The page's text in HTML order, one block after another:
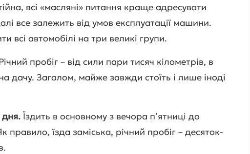
всі «масляні» питання краще адресувати
все залежить від умов експлуатації машини.
всі автомобілі на три великі групи.
пробіг – від сили пари тисяч кілометрів, в
дачу. Загалом, майже завжди стоїть і лише іноді
Їздить в основному з вечора п’ятниці до
правило, їзда заміська, річний пробіг – десяток-